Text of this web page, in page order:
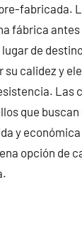
fabricada.
fábrica
de
su calidez y
Las
que buscan
y
opción de